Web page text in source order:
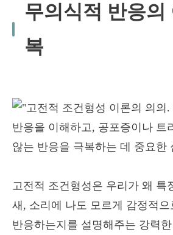
무의식적 반응의
복
고전적 조건형성은 우리가 왜 특
새, 소리에 나도 모르게 감정적
반응하는지를 설명해주는 강력